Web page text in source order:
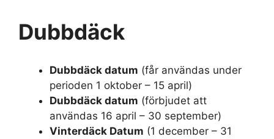
Dubbdäck
Dubbdäck datum (får användas under
perioden 1 oktober – 15 april)
Dubbdäck datum (förbjudet att
användas 16 april – 30 september)
Vinterdäck Datum (1 december – 31